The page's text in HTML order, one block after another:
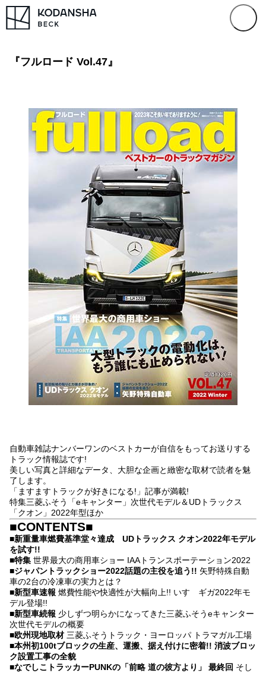
『フルロード Vol.47』
自動車雑誌ナンバーワンのベストカーが自信をもってお送りする
トラック情報誌です!
美しい写真と詳細なデータ、大胆な企画と緻密な取材で読者を魅
了します。
「ますますトラックが好きになる!」記事が満載!
特集三菱ふそう「eキャンター」次世代モデル＆UDトラックス
「クオン」2022年型ほか
■CONTENTS■
■新重量車燃費基準堂々達成 UDトラックス クオン2022年モデル
を試す!!
■特集 世界最大の商用車ショー IAAトランスポーテーション2022
■ジャパントラックショー2022話題の主役を追う!! 矢野特殊自動
車の2台の冷凍車の実力とは？
■新型車速報 燃費性能や快適性が大幅向上!! いすゞギガ2022年モ
デル登場!!
■新型車続報 少しずつ明らかになってきた三菱ふそうeキャンター
次世代モデルの概要
■欧州現地取材三菱ふそうトラック・ヨーロッパ トラマガル工場
■本州初100tブロックの生産、運搬、据え付けに密着!! 消波ブロッ
ク設置工事の全貌
■なでしこトラッカーPUNKの「前略 道の彼方より」 最終回 そし